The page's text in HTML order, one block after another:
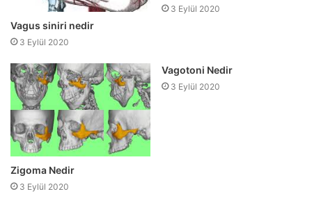
Vagus siniri nedir
3 Eylül 2020
3 Eylül 2020
Zigoma Nedir
3 Eylül 2020
Vagotoni Nedir
3 Eylül 2020